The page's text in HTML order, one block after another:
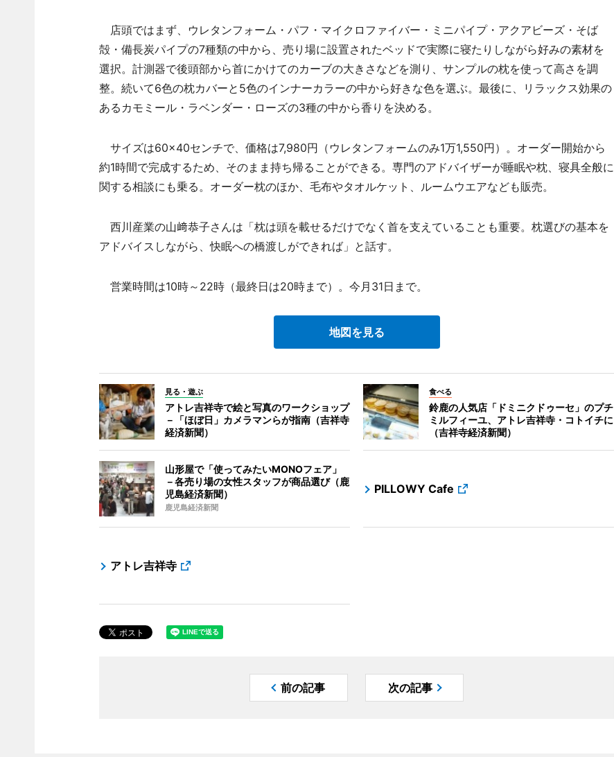
店頭ではまず、ウレタンフォーム・パフ・マイクロファイバー・ミニパイプ・アクアビーズ・そば
殻・備長炭パイプの7種類の中から、売り場に設置されたベッドで実際に寝たりしながら好みの素材を
選択。計測器で後頭部から首にかけてのカーブの大きさなどを測り、サンプルの枕を使って高さを調
整。続いて6色の枕カバーと5色のインナーカラーの中から好きな色を選ぶ。最後に、リラックス効果の
あるカモミール・ラベンダー・ローズの3種の中から香りを決める。
サイズは60×40センチで、価格は7,980円（ウレタンフォームのみ1万1,550円）。オーダー開始から
約1時間で完成するため、そのまま持ち帰ることができる。専門のアドバイザーが睡眠や枕、寝具全般に
関する相談にも乗る。オーダー枕のほか、毛布やタオルケット、ルームウエアなども販売。
西川産業の山﨑恭子さんは「枕は頭を載せるだけでなく首を支えていることも重要。枕選びの基本を
アドバイスしながら、快眠への橋渡しができれば」と話す。
営業時間は10時～22時（最終日は20時まで）。今月31日まで。
地図を見る
見る・遊ぶ
アトレ吉祥寺で絵と写真のワークショップ
－「ほぼ日」カメラマンらが指南（吉祥寺
経済新聞）
食べる
鈴鹿の人気店「ドミニクドゥーセ」のプチ
ミルフィーユ、アトレ吉祥寺・コトイチに
（吉祥寺経済新聞）
山形屋で「使ってみたいMONOフェア」
－各売り場の女性スタッフが商品選び（鹿
児島経済新聞）
鹿児島経済新聞
PILLOWY Cafe
アトレ吉祥寺
前の記事 次の記事